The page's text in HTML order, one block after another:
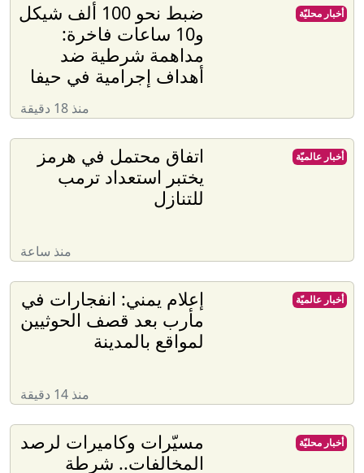
ضبط نحو 100 ألف شيكل
و10 ساعات فاخرة:
مداهمة شرطية ضد
أهداف إجرامية في حيفا
منذ 18 دقيقة
أخبار محليّة
اتفاق محتمل في هرمز
يختبر استعداد ترمب
للتنازل
منذ ساعة
أخبار عالميّة
إعلام يمني: انفجارات في
مأرب بعد قصف الحوثيين
لمواقع بالمدينة
منذ 14 دقيقة
أخبار عالميّة
مسيّرات وكاميرات لرصد
المخالفات.. شرطة
أخبار محليّة